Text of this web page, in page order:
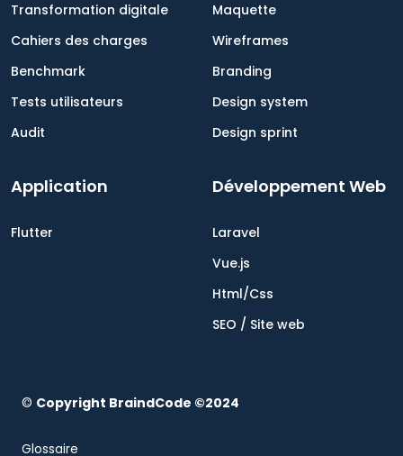
Transformation digitale
Cahiers des charges
Benchmark
Tests utilisateurs
Audit
Maquette
Wireframes
Branding
Design system
Design sprint
Application
Flutter
Développement Web
Laravel
Vue.js
Html/Css
SEO / Site web
© Copyright BraindCode ©2024
Glossaire